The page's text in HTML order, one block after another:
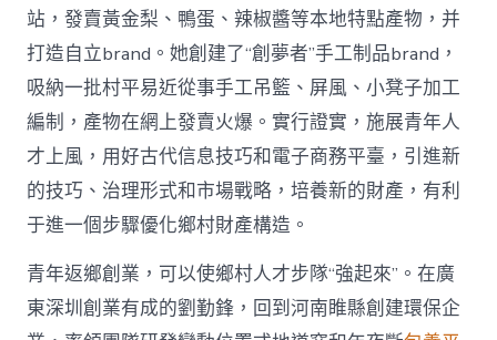
站，發賣黃金梨、鴨蛋、辣椒醬等本地特點產物，并
打造自立brand。她創建了“創夢者”手工制品brand，
吸納一批村平易近從事手工吊籃、屏風、小凳子加工
編制，產物在網上發賣火爆。實行證實，施展青年人
才上風，用好古代信息技巧和電子商務平臺，引進新
的技巧、治理形式和市場戰略，培養新的財產，有利
于進一個步驟優化鄉村財產構造。
青年返鄉創業，可以使鄉村人才步隊“強起來”。在廣
東深圳創業有成的劉勤鋒，回到河南睢縣創建環保企